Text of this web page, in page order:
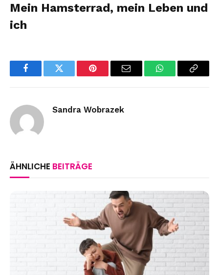
Mein Hamsterrad, mein Leben und
ich
FacebookTwitter Pinterest Email WhatsAppCopy
Sandra Wobrazek
ÄHNLICHE BEITRÄGE